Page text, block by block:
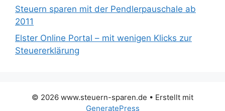
Steuern sparen mit der Pendlerpauschale ab
2011
Elster Online Portal – mit wenigen Klicks zur
Steuererklärung
© 2026 www.steuern-sparen.de • Erstellt mit
GeneratePress